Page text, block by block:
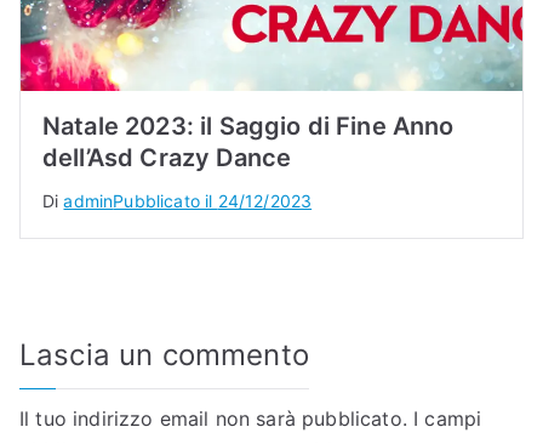
Natale 2023: il Saggio di Fine Anno
dell’Asd Crazy Dance
DiadminPubblicato il 24/12/2023
Lascia un commento
Il tuo indirizzo email non sarà pubblicato. I campi